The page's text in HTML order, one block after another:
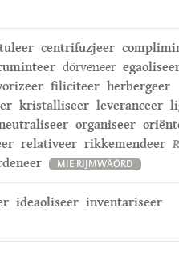
centrifuzjeer
dörveneer
filiciteer herbergeer
kristalliseer leveranceer
organiseer
relativeer rikkemendeer
MIE RIJMWÄÖRD
ideaoliseer inventariseer